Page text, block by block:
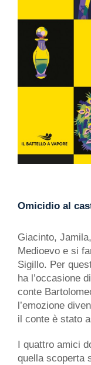
Omicidio al
Giacinto,
Medioevo e si
Sigillo. Per
ha l’occasione
conte
l’emozione
il conte è stato
I quattro amici
quella scoperta